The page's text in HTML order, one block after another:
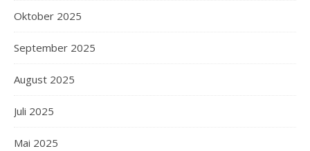
Oktober 2025
September 2025
August 2025
Juli 2025
Mai 2025